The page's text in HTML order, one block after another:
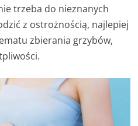
trzeba do nieznanych
z ostrożnością, najlepiej
zbierania grzybów,